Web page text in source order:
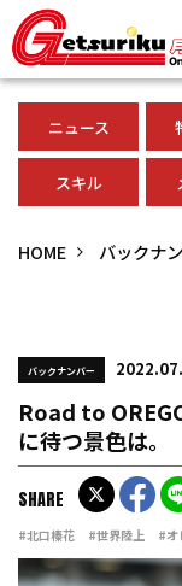
ニュース
スキル
HOME バックナ
バックナンバー
Road to
に待つ景色は。
#北口榛花 #世界陸上 #オ
SHARE